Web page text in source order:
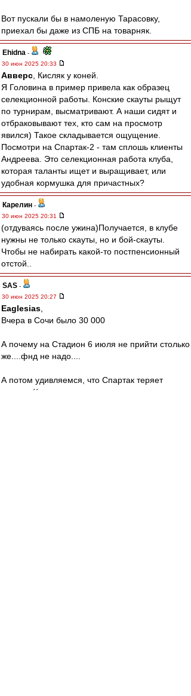
Вот пускали бы в намоленую Тарасовку,
приехал бы даже из СПБ на товарняк.
Ehidna -
30 июн 2025 20:33
Авверс , Кисляк у коней.
Я Головина в пример привела как образец
селекционной работы. Конские скауты рыщут
по турнирам, высматривают. А наши сидят и
отбраковывают тех, кто сам на просмотр
явился) Такое складывается ощущение.
Посмотри на Спартак-2 - там сплошь клиенты
Андреева. Это селекционная работа клуба,
которая таланты ищет и выращивает, или
удобная кормушка для причастных?
Карелин -
30 июн 2025 20:31
(отдуваясь после ужина)Получается, в клубе
нужны не только скауты, но и бой-скауты.
Чтобы не набирать какой-то постпенсионный
отстой..
SAS -
30 июн 2025 20:27
Eaglesias
Вчера в Сочи было 30 000
А почему на Стадион 6 июля не прийти столько
же....фнд не надо....
А потом удивляемся, что Спартак теряет
зрителя((